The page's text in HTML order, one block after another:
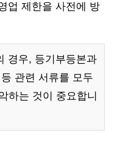
업 제한을 사전에 방
경우, 등기부등본과
관련 서류를 모두
하는 것이 중요합니